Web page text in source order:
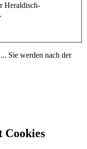
Heraldisch-
Sie werden nach der
Cookies